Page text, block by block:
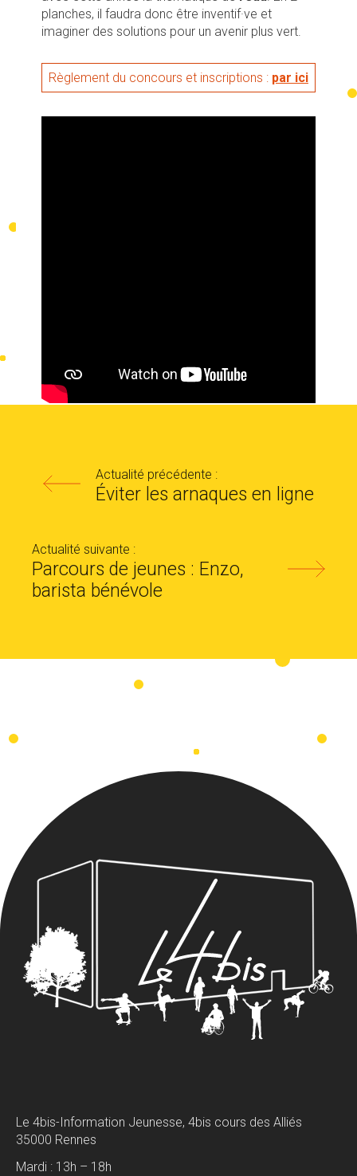
planches, il faudra donc être inventif·ve et
imaginer des solutions pour un avenir plus vert.
Règlement du concours et inscriptions : par ici
Actualité précédente :
Éviter les arnaques en ligne
Actualité suivante :
Parcours de jeunes : Enzo,
barista bénévole
Le 4bis-Information Jeunesse, 4bis cours des Alliés
35000 Rennes
Mardi : 13h – 18h